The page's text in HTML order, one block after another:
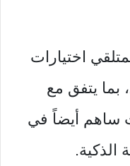
اختيارات
بما يتفق مع
ساهم أيضاً في
الذكية.